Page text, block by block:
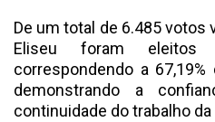
De um total de 6.485 votos
Eliseu foram
correspondendo a
demonstrando a
continuidade do trabalho